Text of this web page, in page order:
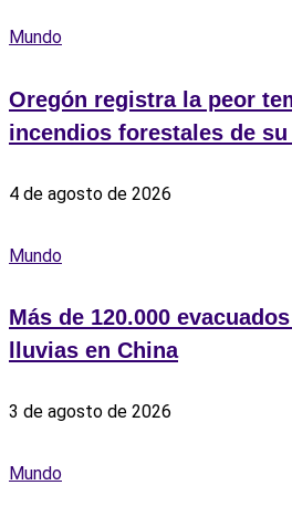
Mundo
Oregón registra la peor
incendios forestales de
4 de agosto de 2026
Mundo
Más de 120.000
lluvias en China
3 de agosto de 2026
Mundo